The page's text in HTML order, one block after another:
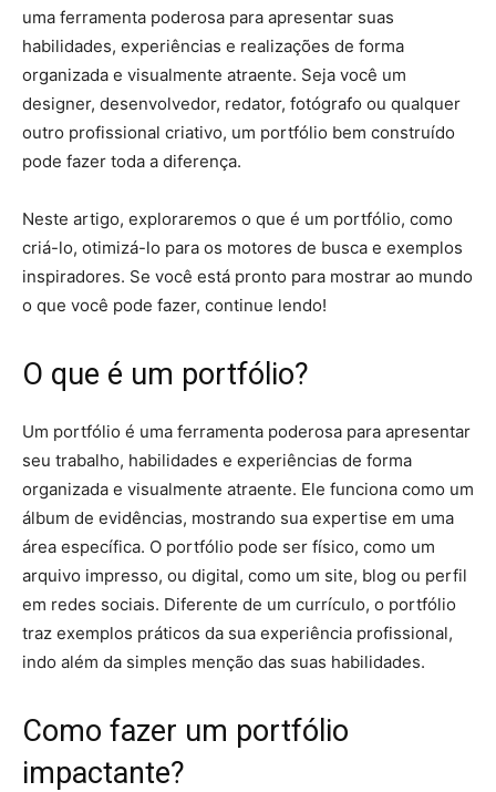
uma ferramenta poderosa para apresentar suas
habilidades, experiências e realizações de forma
organizada e visualmente atraente. Seja você um
designer, desenvolvedor, redator, fotógrafo ou qualquer
outro profissional criativo, um portfólio bem construído
pode fazer toda a diferença.
Neste artigo, exploraremos o que é um portfólio, como
criá-lo, otimizá-lo para os motores de busca e exemplos
inspiradores. Se você está pronto para mostrar ao mundo
o que você pode fazer, continue lendo!
O que é um portfólio?
Um portfólio é uma ferramenta poderosa para apresentar
seu trabalho, habilidades e experiências de forma
organizada e visualmente atraente. Ele funciona como um
álbum de evidências, mostrando sua expertise em uma
área específica. O portfólio pode ser físico, como um
arquivo impresso, ou digital, como um site, blog ou perfil
em redes sociais. Diferente de um currículo, o portfólio
traz exemplos práticos da sua experiência profissional,
indo além da simples menção das suas habilidades.
Como fazer um portfólio
impactante?